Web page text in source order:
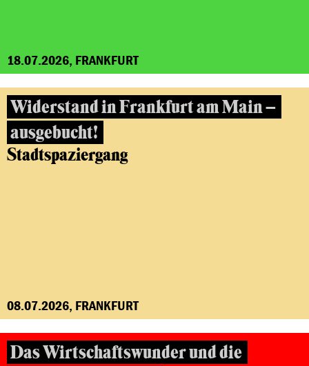
18.07.2026, FRANKFURT
Widerstand in Frankfurt am Main –
ausgebucht!
Stadtspaziergang
08.07.2026, FRANKFURT
Das Wirtschaftswunder und die